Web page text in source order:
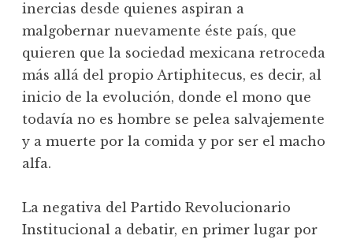
inercias desde quienes aspiran a
malgobernar nuevamente éste país, que
quieren que la sociedad mexicana retroceda
más allá del propio Artiphitecus, es decir, al
inicio de la evolución, donde el mono que
todavía no es hombre se pelea salvajemente
y a muerte por la comida y por ser el macho
alfa.
La negativa del Partido Revolucionario
Institucional a debatir, en primer lugar por